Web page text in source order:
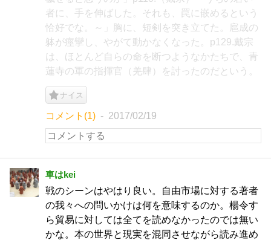
者に、手を伸ばした。それも、罠に嵌めるという
恰好でな。～」胸に、短剣を突き立てた。扈成の
躰が痙攣し、やがて動かなくなった。p129.戴宗
は、ほとんど自らの命を断つようなかたちで、青
蓮寺の軍の指揮官（羌肆）を討ったのだという。
ナイス
コメント(1) 2017/02/19
車はkei
戦のシーンはやはり良い。自由市場に対する著者
の我々への問いかけは何を意味するのか。楊令す
ら貿易に対しては全てを読めなかったのでは無い
かな。本の世界と現実を混同させながら読み進め